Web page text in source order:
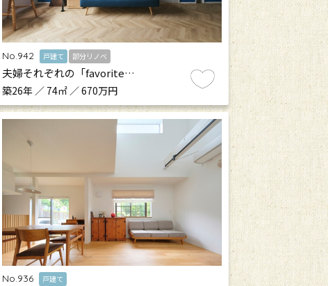
No.942 戸建て 部分リノベ
夫婦それぞれの「favorite…
築26年 ／ 74㎡ ／ 670万円
No.936 戸建て